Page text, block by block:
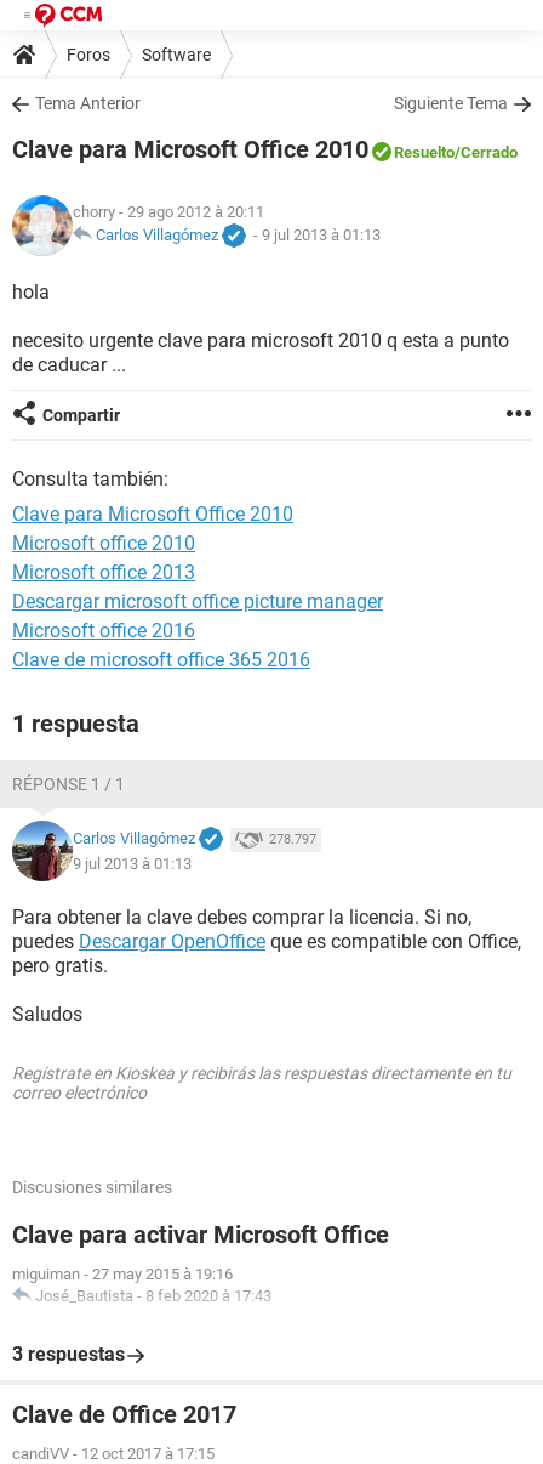
Foros Software
Tema Anterior Siguiente Tema
Clave para Microsoft Office 2010 Resuelto/Cerrado
chorry - 29 ago 2012 à 20:11
Carlos Villagómez
- 9 jul 2013 à 01:13
hola
necesito urgente clave para microsoft 2010 q esta a punto
de caducar ...
Compartir
Consulta también:
Clave para Microsoft Office 2010
Microsoft office 2010
Microsoft office 2013
Descargar microsoft office picture manager
Microsoft office 2016
Clave de microsoft office 365 2016
1 respuesta
RÉPONSE 1 / 1
Carlos Villagómez 278.797
9 jul 2013 à 01:13
Para obtener la clave debes comprar la licencia. Si no,
puedes Descargar OpenOffice que es compatible con Office,
pero gratis.
Saludos
Regístrate en Kioskea y recibirás las respuestas directamente en tu
correo electrónico
Discusiones similares
Clave para activar Microsoft Office
miguiman - 27 may 2015 à 19:16
José_Bautista - 8 feb 2020 à 17:43
3 respuestas
Clave de Office 2017
candiVV - 12 oct 2017 à 17:15